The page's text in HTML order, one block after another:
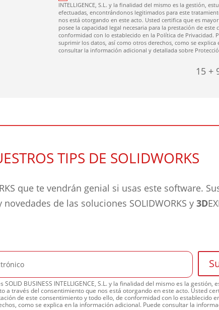
INTELLIGENCE, S.L. y la finalidad del mismo es la gestión,
efectuadas, encontrándonos legitimados para este
nos está otorgando en este acto. Usted certifica que es
posee la capacidad legal necesaria para la prestación de
conformidad con lo establecido en la Política de Privacidad.
suprimir los datos, así como otros derechos, como se
consultar la información adicional y detallada sobre
15 +
TIPS DE SOLIDWORKS
que te vendrán genial si usas este software.
de las soluciones SOLIDWORKS y 3D
BUSINESS INTELLIGENCE, S.L. y la finalidad del mismo es la gestión,
través del consentimiento que nos está otorgando en este acto. Usted
de este consentimiento y todo ello, de conformidad con lo establecido
como se explica en la información adicional. Puede consultar la